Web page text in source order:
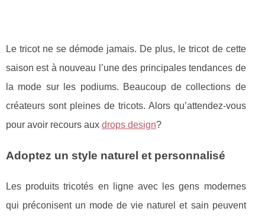
Le tricot ne se démode jamais. De plus, le tricot de cette
saison est à nouveau l’une des principales tendances de
la mode sur les podiums. Beaucoup de collections de
créateurs sont pleines de tricots. Alors qu’attendez-vous
pour avoir recours aux drops design?
Adoptez un style naturel et personnalisé
Les produits tricotés en ligne avec les gens modernes
qui préconisent un mode de vie naturel et sain peuvent